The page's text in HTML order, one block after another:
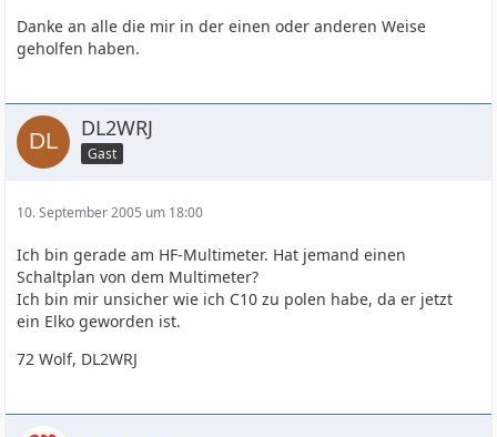
Danke an alle die mir in der einen oder anderen Weise
geholfen haben.
DL2WRJ
Gast
10. September 2005 um 18:00
Ich bin gerade am HF-Multimeter. Hat jemand einen
Schaltplan von dem Multimeter?
Ich bin mir unsicher wie ich C10 zu polen habe, da er jetzt
ein Elko geworden ist.
72 Wolf, DL2WRJ